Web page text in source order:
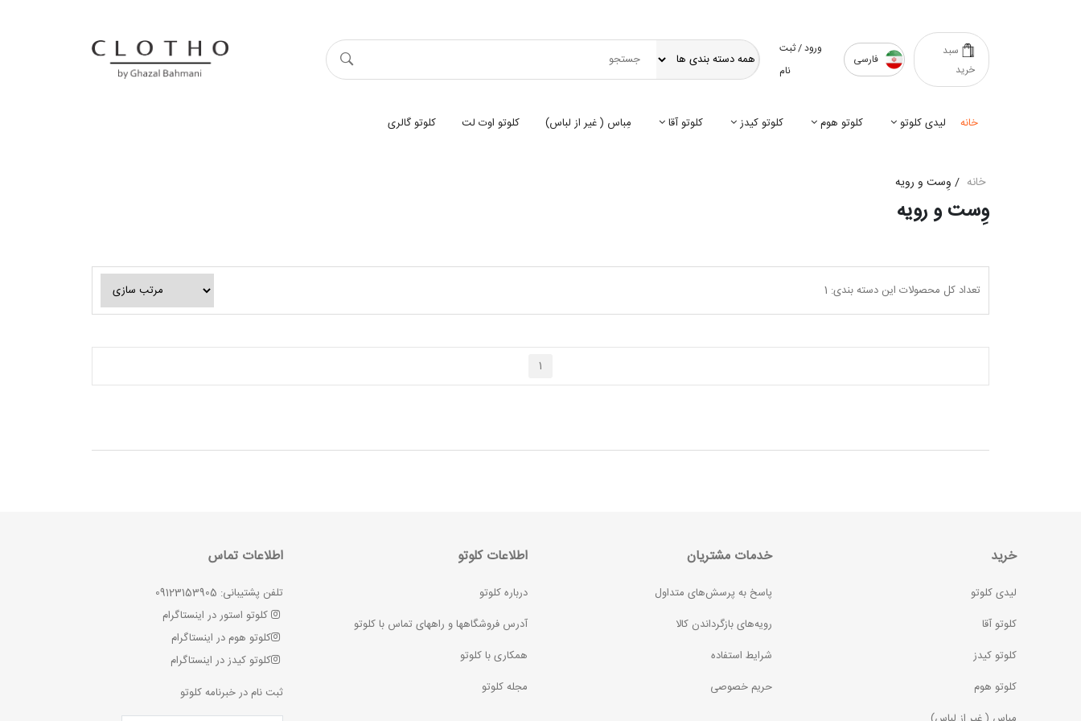
ورود / ثبت
نام
فارسی
سبد
خرید
خانه لیدی کلوتو کلوتو هوم کلوتو کیدز کلوتو آقا مِباس ( غير از لباس) کلوتو اوت لت کلوتو گالری
خانه / وِست و رویه
وِست و رویه
تعداد کل محصولات این دسته بندی: 1
1
خرید
لیدی کلوتو
کلوتو آقا
کلوتو کیدز
کلوتو هوم
خدمات مشتریان
پاسخ به پرسش‌های متداول
رویه‌های بازگرداندن کالا
شرایط استفاده
حریم خصوصی
اطلاعات کلوتو
درباره کلوتو
آدرس فروشگاهها و راههای تماس با کلوتو
همکاری با کلوتو
مجله کلوتو
اطلاعات تماس
تلفن پشتیبانی: 09123153905
کلوتو استور در اینستاگرام
کلوتو هوم در اینستاگرام
کلوتو کیدز در اینستاگرام
ثبت نام در خبرنامه کلوتو